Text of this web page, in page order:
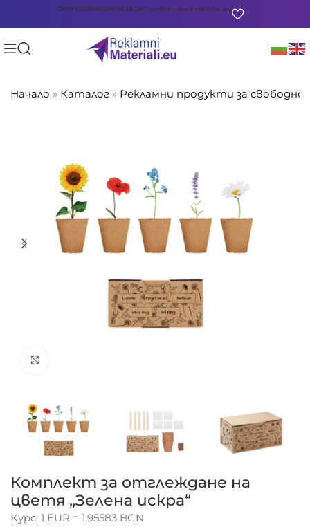
0878 722 8650888 903 601office@reklamnimateriali.eu
Начало » Каталог » Рекламни продукти за
Комплект за отглеждане на
цветя „Зелена искра“
Курс: 1 EUR = 1.95583 BGN